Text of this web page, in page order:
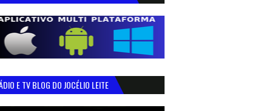
E TV BLOG DO JOCÉLIO LEITE